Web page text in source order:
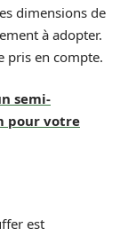
dimensions de
à adopter.
pris en compte.
semi-
pour votre
est